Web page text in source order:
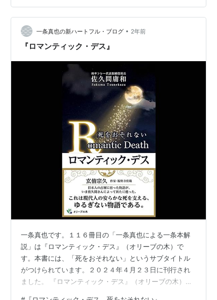
す。 ロマンティック・デス 作者:佐久間庸和 オリーブの
木 Amazon ２０２６年３月１９日 佐久…
一条真也の新ハートフル・ブログ • 2年前
『ロマンティック・デス』
一条真也です。１１６冊目の「一条真也による一条本解
説」は『ロマンティック・デス』（オリーブの木）で
す。本書には、「死をおそれない」というサブタイトル
がつけられています。２０２４年４月２３日に刊行され
ました。 『ロマンティック・デス』（オリーブの木）